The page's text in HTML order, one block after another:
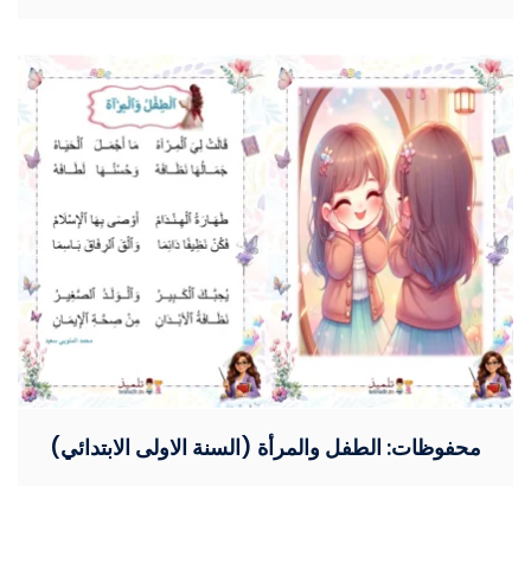
محفوظات: الطفل والمرأة (السنة الاولى الابتدائي)